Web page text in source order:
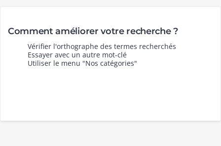
Comment améliorer votre recherche ?
Vérifier l'orthographe des termes recherchés
Essayer avec un autre mot-clé
Utiliser le menu "Nos catégories"